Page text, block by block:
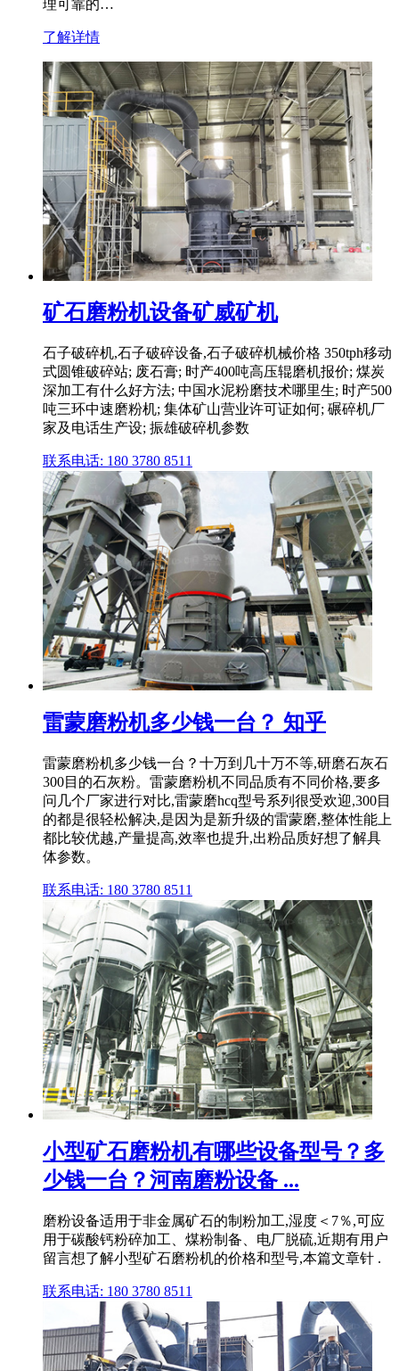
理可靠的…
了解详情
矿石磨粉机设备矿威矿机
石子破碎机,石子破碎设备,石子破碎机械价格 350tph移动
式圆锥破碎站; 废石膏; 时产400吨高压辊磨机报价; 煤炭
深加工有什么好方法; 中国水泥粉磨技术哪里生; 时产500
吨三环中速磨粉机; 集体矿山营业许可证如何; 碾碎机厂
家及电话生产设; 振雄破碎机参数
联系电话: 180 3780 8511
雷蒙磨粉机多少钱一台？ 知乎
雷蒙磨粉机多少钱一台？十万到几十万不等,研磨石灰石
300目的石灰粉。雷蒙磨粉机不同品质有不同价格,要多
问几个厂家进行对比,雷蒙磨hcq型号系列很受欢迎,300目
的都是很轻松解决,是因为是新升级的雷蒙磨,整体性能上
都比较优越,产量提高,效率也提升,出粉品质好想了解具
体参数。
联系电话: 180 3780 8511
小型矿石磨粉机有哪些设备型号？多
少钱一台？河南磨粉设备 ...
磨粉设备适用于非金属矿石的制粉加工,湿度＜7％,可应
用于碳酸钙粉碎加工、煤粉制备、电厂脱硫,近期有用户
留言想了解小型矿石磨粉机的价格和型号,本篇文章针 .
联系电话: 180 3780 8511